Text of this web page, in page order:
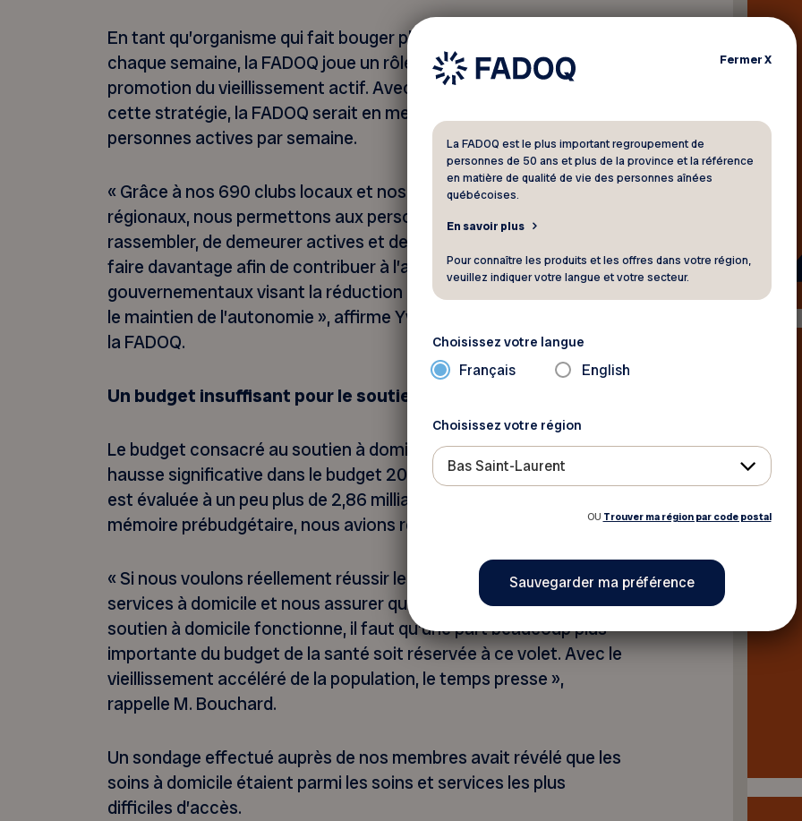
En tant qu’organisme qui fait bouger plus de 70 000 personnes
chaque semaine, la FADOQ joue un rôle de premier plan dans la
promotion du vieillissement actif. Avec un soutien financier via
cette stratégie, la FADOQ serait en mesure d’atteindre 100 000
personnes actives par semaine.
« Grâce à nos 690 clubs locaux et nos 16 regroupements
régionaux, nous permettons aux personnes aînées de se
rassembler, de demeurer actives et de socialiser. Nous voulons en
faire davantage afin de contribuer à l’atteinte des objectifs
gouvernementaux visant la réduction des maladies chroniques et
le maintien de l’autonomie », affirme Yves Bouchard, président de
la FADOQ.
Un budget insuffisant pour le soutien à domicile
Le budget consacré au soutien à domicile n’a pas connu de
hausse significative dans le budget 2026‑2027. Cette enveloppe
est évaluée à un peu plus de 2,86 milliards de dollars. Dans notre
mémoire prébudgétaire, nous avions recommandé de la doubler.
« Si nous voulons réellement réussir le virage vers les soins et
services à domicile et nous assurer que la Politique nationale de
soutien à domicile fonctionne, il faut qu’une part beaucoup plus
importante du budget de la santé soit réservée à ce volet. Avec le
vieillissement accéléré de la population, le temps presse »,
rappelle M. Bouchard.
Un sondage effectué auprès de nos membres avait révélé que les
soins à domicile étaient parmi les soins et services les plus
difficiles d’accès.
FermerX
La FADOQ est le plus important regroupement de
personnes de 50 ans et plus de la province et la référence
en matière de qualité de vie des personnes aînées
québécoises.
En savoir plus
Pour connaître les produits et les offres dans votre région,
veuillez indiquer votre langue et votre secteur.
Choisissez votre langue
Français English
Choisissez votre région
Bas Saint-Laurent
OU Trouver ma région par code postal